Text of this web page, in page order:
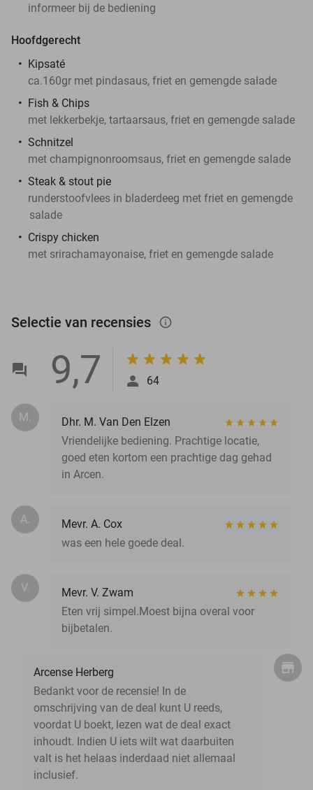
informeer bij de bediening
Hoofdgerecht
Kipsaté
ca.160gr met pindasaus, friet en gemengde salade
Fish & Chips
met lekkerbekje, tartaarsaus, friet en gemengde salade
Schnitzel
met champignonroomsaus, friet en gemengde salade
Steak & stout pie
runderstoofvlees in bladerdeeg met friet en gemengde
salade
Crispy chicken
met srirachamayonaise, friet en gemengde salade
Selectie van recensies info_outlined
9,7 64
M.
Dhr. M. Van Den Elzen
Vriendelijke bediening. Prachtige locatie,
goed eten kortom een prachtige dag gehad
in Arcen.
A.
Mevr. A. Cox
was een hele goede deal.
V.
Mevr. V. Zwam
Eten vrij simpel.Moest bijna overal voor
bijbetalen.
Arcense Herberg
Bedankt voor de recensie! In de
omschrijving van de deal kunt U reeds,
voordat U boekt, lezen wat de deal exact
inhoudt. Indien U iets wilt wat daarbuiten
valt is het helaas inderdaad niet allemaal
inclusief.